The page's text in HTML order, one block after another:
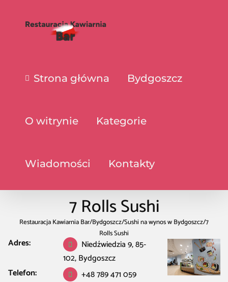
Strona główna Bydgoszcz
O witrynie Kategorie
Wiadomości Kontakty
7 Rolls Sushi
Restauracja Kawiarnia Bar/Bydgoszcz/Sushi na wynos w Bydgoszcz/7
Rolls Sushi
Adres:
Niedźwiedzia 9, 85-
102, Bydgoszcz
Telefon:
+48 789 471 059